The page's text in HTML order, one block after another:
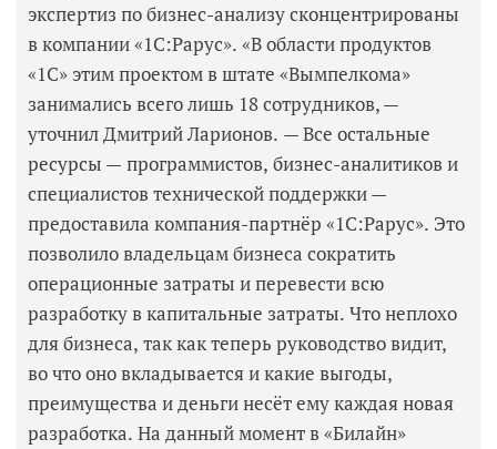
экспертиз по бизнес-анализу сконцентрированы
в компании «1С:Рарус». «В области продуктов
«1С» этим проектом в штате «Вымпелкома»
занимались всего лишь 18 сотрудников, —
уточнил Дмитрий Ларионов. — Все остальные
ресурсы — программистов, бизнес-аналитиков и
специалистов технической поддержки —
предоставила компания-партнёр «1С:Рарус». Это
позволило владельцам бизнеса сократить
операционные затраты и перевести всю
разработку в капитальные затраты. Что неплохо
для бизнеса, так как теперь руководство видит,
во что оно вкладывается и какие выгоды,
преимущества и деньги несёт ему каждая новая
разработка. На данный момент в «Билайн»